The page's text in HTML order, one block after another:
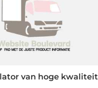
van hoge kwaliteit